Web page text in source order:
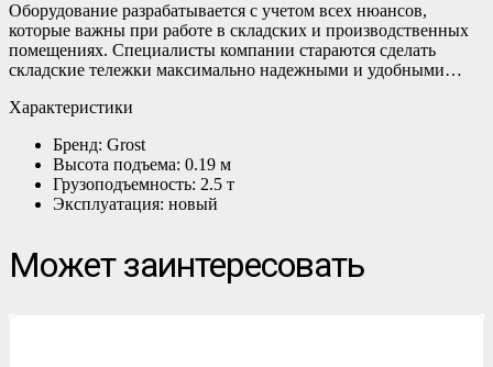
Оборудование разрабатывается с учетом всех нюансов,
которые важны при работе в складских и производственных
помещениях. Специалисты компании стараются сделать
складские тележки максимально надежными и удобными…
Характеристики
Бренд: Grost
Высота подъема: 0.19 м
Грузоподъемность: 2.5 т
Эксплуатация: новый
Может заинтересовать